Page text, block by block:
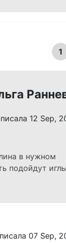
1
12 Sep,
в нужном
подойдут иглы
07 Sep,